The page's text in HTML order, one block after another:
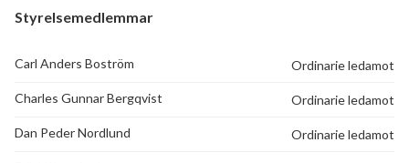
Styrelsemedlemmar
Carl Anders Boström Ordinarie ledamot
Charles Gunnar Bergqvist Ordinarie ledamot
Dan Peder Nordlund Ordinarie ledamot